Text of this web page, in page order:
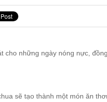
cho những ngày nóng nực,
sẽ tạo thành một món ăn